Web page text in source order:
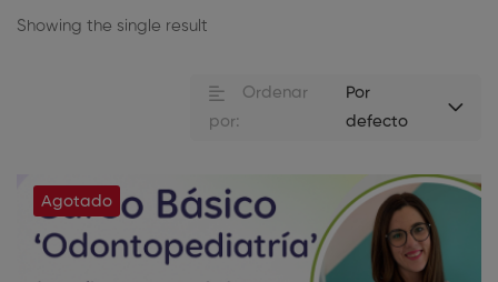
Showing the single result
Ordenar
por:
Por
defecto
Agotado